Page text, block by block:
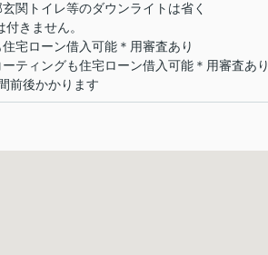
関トイレ等のダウンライトは省く
きません。
宅ローン借入可能＊用審査あり
ティングも住宅ローン借入可能＊用審査あり
前後かかります